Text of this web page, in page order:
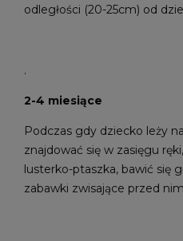
odległości (20-25cm) od
.
2-4 miesiące
Podczas gdy dziecko leży
znajdować się w zasięgu
lusterko-ptaszka, bawić się
zabawki zwisające przed